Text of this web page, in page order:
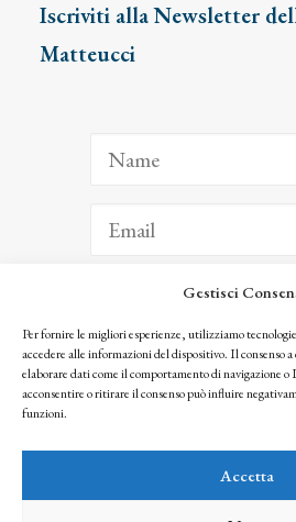
Gestisci
Per fornire le migliori esperienze, utilizziamo
accedere alle informazioni del dispositivo. Il consenso
elaborare dati come il comportamento di navigazione
acconsentire o ritirare il consenso può influire
funzioni.
Accetta
Iscriviti alla Newsletter
Matteucci
ISCRIVITI
Facendo clic per iscriverti, riconosci che le tue
seguendo la nostra Privacy Policy
© 2025 Istituto Matteucci. All right reserved
l’autorizzazione scritta dei proprietari dei diritti e